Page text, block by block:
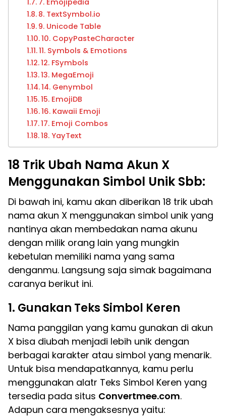
7. Emojipedia
8. TextSymbol.io
9. Unicode Table
10. CopyPasteCharacter
11. Symbols & Emotions
12. FSymbols
13. MegaEmoji
14. Genymbol
15. EmojiDB
16. Kawaii Emoji
17. Emoji Combos
18. YayText
18 Trik Ubah Nama Akun X
Menggunakan Simbol Unik Sbb:
Di bawah ini, kamu akan diberikan 18 trik ubah
nama akun X menggunakan simbol unik yang
nantinya akan membedakan nama akunu
dengan milik orang lain yang mungkin
kebetulan memiliki nama yang sama
denganmu. Langsung saja simak bagaimana
caranya berikut ini.
1. Gunakan Teks Simbol Keren
Nama panggilan yang kamu gunakan di akun
X bisa diubah menjadi lebih unik dengan
berbagai karakter atau simbol yang menarik.
Untuk bisa mendapatkannya, kamu perlu
menggunakan alatr Teks Simbol Keren yang
tersedia pada situs Convertmee.com.
Adapun cara mengaksesnya yaitu: